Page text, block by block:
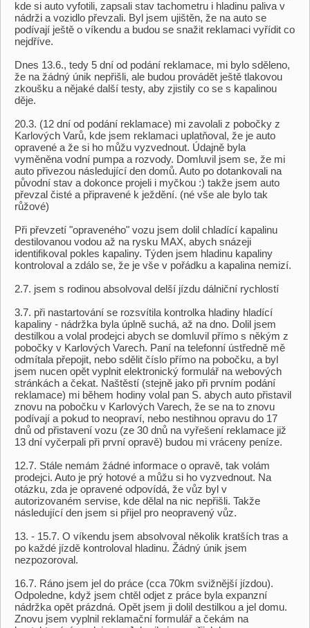
kde si auto vyfotili, zapsali stav tachometru i hladinu paliva v
nádrži a vozidlo převzali. Byl jsem ujištěn, že na auto se
podívají ještě o víkendu a budou se snažit reklamaci vyřídit co
nejdříve.
Dnes 13.6., tedy 5 dní od podání reklamace, mi bylo sděleno,
že na žádný únik nepřišli, ale budou provádět ještě tlakovou
zkoušku a nějaké další testy, aby zjistily co se s kapalinou
děje.
20.3. (12 dní od podání reklamace) mi zavolali z pobočky z
Karlových Varů, kde jsem reklamaci uplatňoval, že je auto
opravené a že si ho můžu vyzvednout. Údajně byla
vyměněna vodní pumpa a rozvody. Domluvil jsem se, že mi
auto přivezou následující den domů. Auto po dotankovali na
původní stav a dokonce projeli i myčkou :) takže jsem auto
převzal čisté a připravené k ježdění. (né vše ale bylo tak
růžové)
Při převzetí "opraveného" vozu jsem dolil chladící kapalinu
destilovanou vodou až na rysku MAX, abych snázeji
identifikoval pokles kapaliny. Týden jsem hladinu kapaliny
kontroloval a zdálo se, že je vše v pořádku a kapalina nemizí.
2.7. jsem s rodinou absolvoval delší jízdu dálniční rychlostí
3.7. při nastartování se rozsvítila kontrolka hladiny hladící
kapaliny - nádržka byla úplně suchá, až na dno. Dolil jsem
destilkou a volal prodejci abych se domluvil přímo s někým z
pobočky v Karlových Varech. Paní na telefonní ústředně mě
odmítala přepojit, nebo sdělit číslo přímo na pobočku, a byl
jsem nucen opět vyplnit elektronický formulář na webových
stránkách a čekat. Naštěstí (stejně jako při prvním podání
reklamace) mi během hodiny volal pan S. abych auto přistavil
znovu na pobočku v Karlových Varech, že se na to znovu
podívají a pokud to neopraví, nebo nestihnou opravu do 17
dnů od přistavení vozu (ze 30 dnů na vyřešení reklamace již
13 dní vyčerpali při první opravě) budou mi vráceny peníze.
12.7. Stále nemám žádné informace o opravě, tak volám
prodejci. Auto je prý hotové a můžu si ho vyzvednout. Na
otázku, zda je opravené odpovídá, že vůz byl v
autorizovaném servise, kde dělal na nic nepřišli. Takže
následující den jsem si přijel pro neopravený vůz.
13. - 15.7. O víkendu jsem absolvoval několik kratších tras a
po každé jízdě kontroloval hladinu. Žádný únik jsem
nezpozoroval.
16.7. Ráno jsem jel do práce (cca 70km svižnější jízdou).
Odpoledne, když jsem chtěl odjet z práce byla expanzní
nádržka opět prázdná. Opět jsem ji dolil destilkou a jel domu.
Znovu jsem vyplnil reklamační formulář a čekám na